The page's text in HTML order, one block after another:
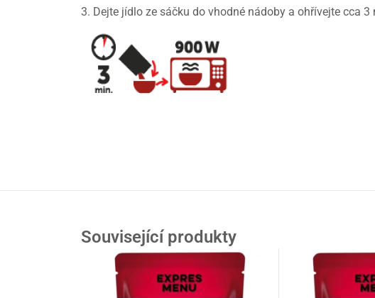
3. Dejte jídlo ze sáčku do vhodné nádoby a ohřívejte cca 3
Související produkty